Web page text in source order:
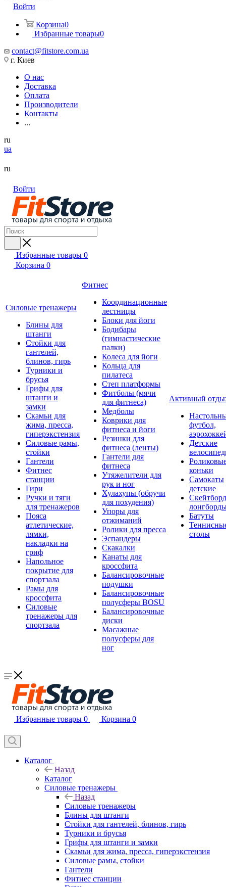
Войти
Корзина0
Избранные товары0
contact@fitstore.com.ua
г. Киев
О нас
Доставка
Оплата
Производители
Контакты
...
ru
ua
ru
Войти
Избранные товары 0
Корзина 0
Силовые тренажеры
Блины для
штанги
Стойки для
гантелей,
блинов, гирь
Турники и
брусья
Грифы для
штанги и
замки
Скамьи для
жима, пресса,
гиперэкстензия
Силовые рамы,
стойки
Гантели
Фитнес
станции
Гири
Ручки и тяги
для тренажеров
Пояса
атлетические,
лямки,
накладки на
гриф
Напольное
покрытие для
спортзала
Рамы для
кроссфита
Силовые
тренажеры для
спортзала
Фитнес
Координационные
лестницы
Блоки для йоги
Бодибары
(гимнастические
палки)
Колеса для йоги
Кольца для
пилатеса
Степ платформы
Фитболы (мячи
для фитнеса)
Медболы
Коврики для
фитнеса и йоги
Резинки для
фитнеса (ленты)
Гантели для
фитнеса
Утяжелители для
рук и ног
Хулахупы (обручи
для похудения)
Упоры для
отжиманий
Ролики для пресса
Эспандеры
Скакалки
Канаты для
кроссфита
Балансировочные
подушки
Балансировочные
полусферы BOSU
Балансировочные
диски
Масажные
полусферы для
ног
Активный
футбол,
Детские
коньки
Самокаты
детские
Батуты
столы
Избранные товары 0 Корзина 0
Каталог
Назад
Каталог
Силовые тренажеры
Назад
Силовые тренажеры
Блины для штанги
Стойки для гантелей, блинов, гирь
Турники и брусья
Грифы для штанги и замки
Скамьи для жима, пресса, гиперэкстензия
Силовые рамы, стойки
Гантели
Фитнес станции